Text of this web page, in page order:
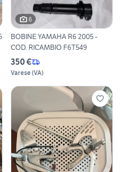
6
BOBINE YAMAHA R6 2005 -
COD. RICAMBIO F6T549
350 €
Varese(VA)